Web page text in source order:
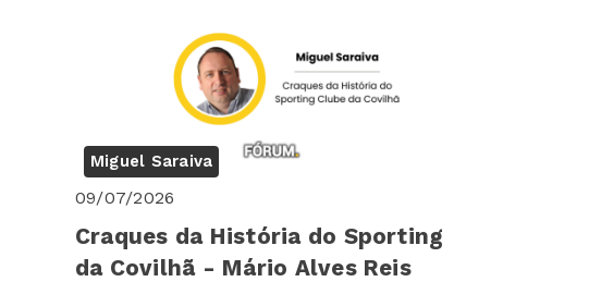
Miguel Saraiva
09/07/2026
Craques da História do Sporting
da Covilhã - Mário Alves Reis